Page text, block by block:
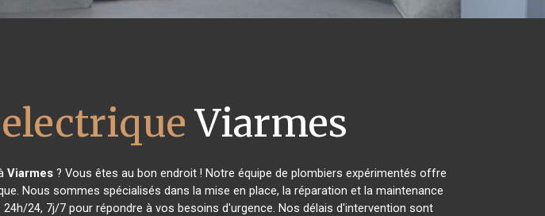
Viarmes
Viarmes ? Vous êtes au bon endroit ! Notre équipe de plombiers expérimentés offre
Nous sommes spécialisés dans la mise en place, la réparation et la maintenance
24, 7j/7 pour répondre à vos besoins d'urgence. Nos délais d'intervention sont